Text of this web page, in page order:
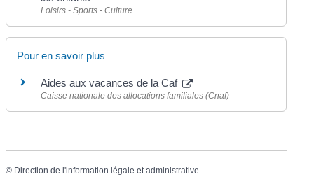
Loisirs - Sports - Culture
Pour en savoir plus
Aides aux vacances de la Caf
Caisse nationale des allocations familiales (Cnaf)
© Direction de l'information légale et administrative